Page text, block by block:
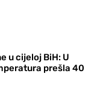
u cijeloj BiH: U
prešla 40